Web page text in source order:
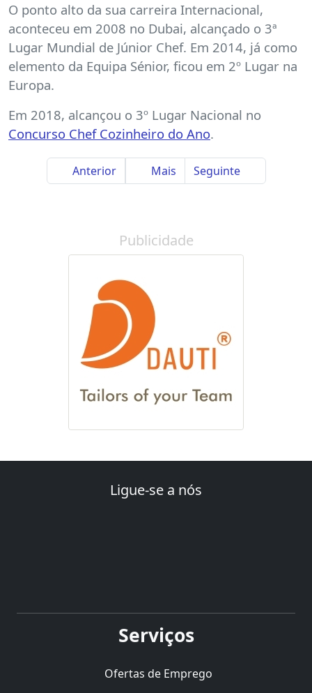
O ponto alto da sua carreira Internacional,
aconteceu em 2008 no Dubai, alcançado o 3ª
Lugar Mundial de Júnior Chef. Em 2014, já como
elemento da Equipa Sénior, ficou em 2º Lugar na
Europa.
Em 2018, alcançou o 3º Lugar Nacional no
Concurso Chef Cozinheiro do Ano.
Anterior Mais Seguinte
Publicidade
Ligue-se a nós
Serviços
Ofertas de Emprego